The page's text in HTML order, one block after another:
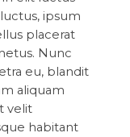
ipsum
placerat
Nunc
eu, blandit
aliquam
velit
habitant